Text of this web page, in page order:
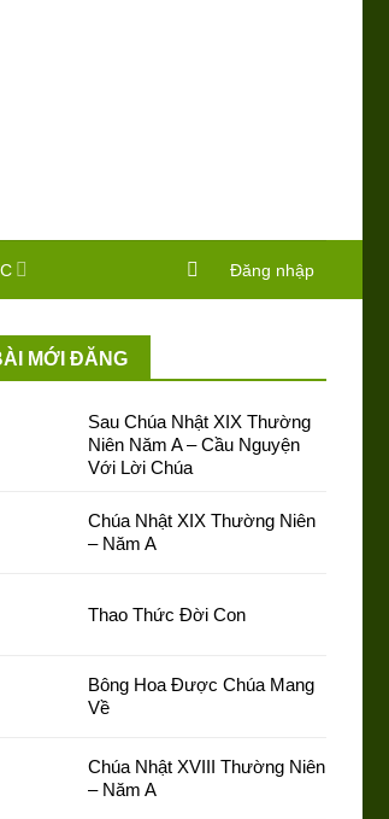
Đăng nhập
MỚI ĐĂNG
Sau Chúa Nhật XIX Thường
Niên Năm A – Cầu Nguyện
Với Lời Chúa
Chúa Nhật XIX Thường Niên
– Năm A
Thao Thức Đời Con
Bông Hoa Được Chúa Mang
Về
Chúa Nhật XVIII Thường Niên
– Năm A